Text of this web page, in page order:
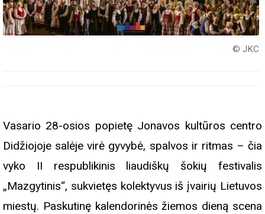
© JKC
Vasario 28-osios popietę Jonavos kultūros centro
Didžiojoje salėje virė gyvybė, spalvos ir ritmas – čia
vyko II respublikinis liaudiškų šokių festivalis
„Mazgytinis“, sukvietęs kolektyvus iš įvairių Lietuvos
miestų. Paskutinę kalendorinės žiemos dieną scena